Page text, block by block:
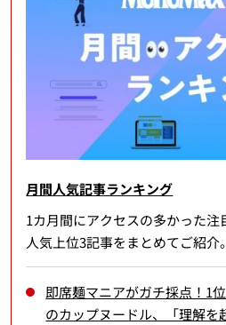
月間人気記事ランキング
1カ月間にアクセスの多かった
人気上位3記事をまとめてご紹介。
即席麺マニアがガチ採点！1
のカップヌードル、「理解を